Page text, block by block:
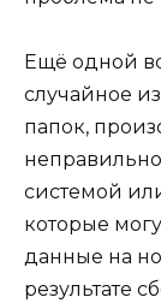
Ещё одной
случайное
папок,
системой
которые
данные на
результате